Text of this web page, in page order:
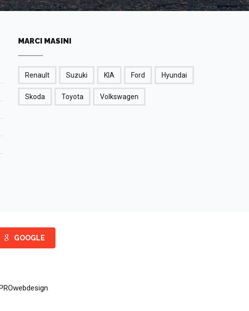
MARCI MASINI
Renault Suzuki KIA Ford Hyundai
Skoda Toyota Volkswagen
GOOGLE
.